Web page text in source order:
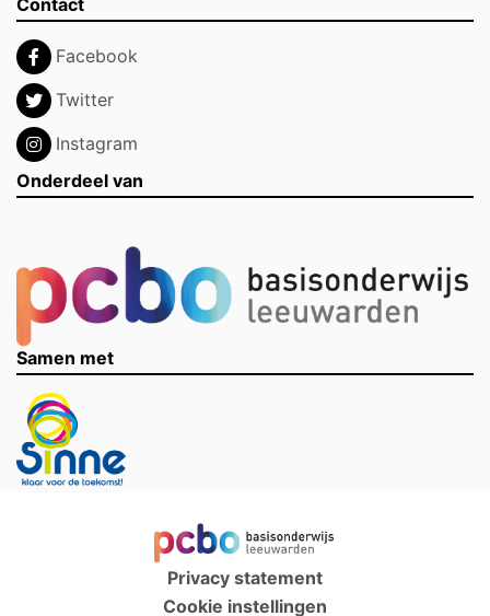
Contact
Facebook
Twitter
Instagram
Onderdeel van
Samen met
Privacy statement
Cookie instellingen